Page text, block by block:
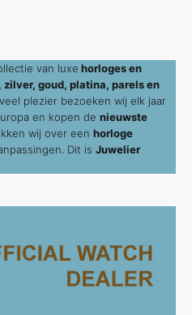
van luxe horloges en
goud, platina, parels en
veel plezier bezoeken wij elk jaar
en kopen de nieuwste
wij over een horloge
Dit is Juwelier